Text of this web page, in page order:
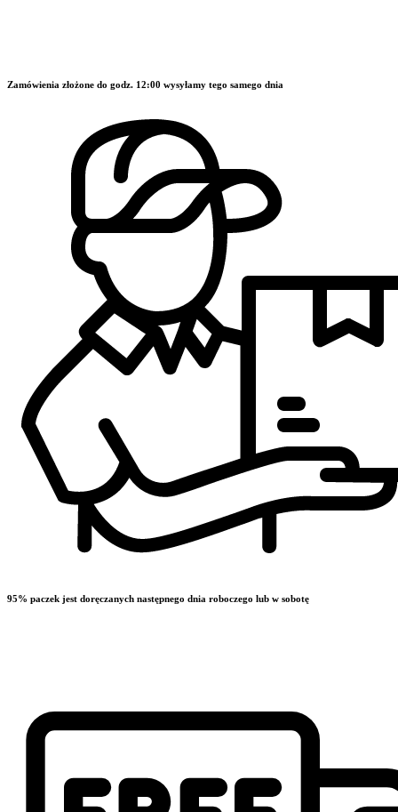
Zamówienia złożone do godz. 12:00 wysyłamy tego samego dnia
95% paczek jest doręczanych następnego dnia roboczego lub w sobotę